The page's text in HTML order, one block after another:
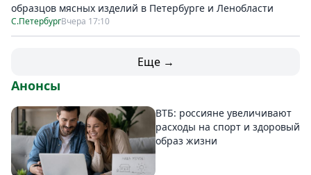
образцов мясных изделий в Петербурге и Ленобласти
С.ПетербургВчера 17:10
Еще →
Анонсы
ВТБ: россияне увеличивают
расходы на спорт и здоровый
образ жизни